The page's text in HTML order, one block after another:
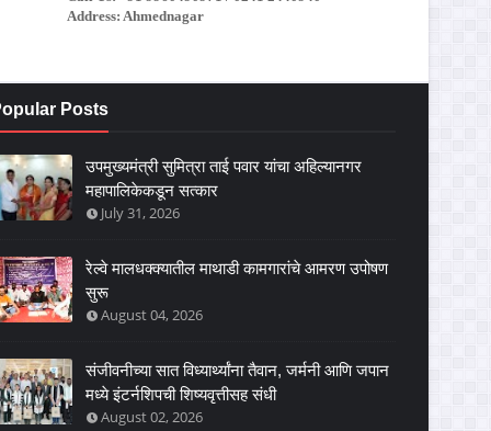
Address: Ahmednagar
Posts
उपमुख्यमंत्री सुमित्रा ताई पवार यांचा अहिल्यानगर
महापालिकेकडून सत्कार
July 31, 2026
रेल्वे मालधक्क्यातील माथाडी कामगारांचे आमरण उपोषण
सुरू
August 04, 2026
संजीवनीच्या सात विध्यार्थ्यांना तैवान, जर्मनी आणि जपान
मध्ये इंटर्नशिपची शिष्यवृत्तीसह संधी
August 02, 2026